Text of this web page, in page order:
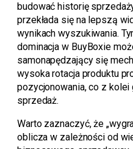
budować historię
przekłada się na lepszą
wynikach wyszukiwania.
dominacja w BuyBoxie
samonapędzający się
wysoka rotacja produktu
pozycjonowania, co z
sprzedaż.
Warto zaznaczyć, że
oblicza w zależności od